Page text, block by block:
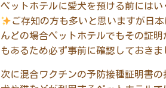
ペットホテルに愛犬を預ける前には
ご存知の方も多いと思いますが日
んどの場合ペットホテルでもその証
もあるため必ず事前に確認しておきま
次に混合ワクチンの予防接種証明書